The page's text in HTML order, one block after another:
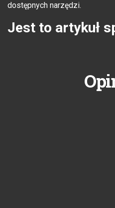
dostępnych narzędzi.
Jest to artykuł